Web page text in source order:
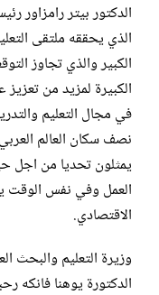
الدكتور بيتر رامزاور
الذي يحققه ملتقى
الكبير والذي تجاوز
الكبيرة لمزيد من تعزيز
في مجال التعليم
يمثلون تحديا من اجل
العمل وفي نفس الوقت
الاقتصادي.
وزيرة التعليم والبحث
الدكتورة يوهنا فانكه